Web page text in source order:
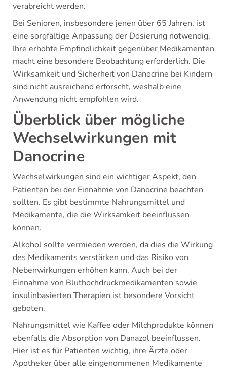
verabreicht werden.
Bei Senioren, insbesondere jenen über 65 Jahren, ist
eine sorgfältige Anpassung der Dosierung notwendig.
Ihre erhöhte Empfindlichkeit gegenüber Medikamenten
macht eine besondere Beobachtung erforderlich. Die
Wirksamkeit und Sicherheit von Danocrine bei Kindern
sind nicht ausreichend erforscht, weshalb eine
Anwendung nicht empfohlen wird.
Überblick über mögliche
Wechselwirkungen mit
Danocrine
Wechselwirkungen sind ein wichtiger Aspekt, den
Patienten bei der Einnahme von Danocrine beachten
sollten. Es gibt bestimmte Nahrungsmittel und
Medikamente, die die Wirksamkeit beeinflussen
können.
Alkohol sollte vermieden werden, da dies die Wirkung
des Medikaments verstärken und das Risiko von
Nebenwirkungen erhöhen kann. Auch bei der
Einnahme von Bluthochdruckmedikamenten sowie
insulinbasierten Therapien ist besondere Vorsicht
geboten.
Nahrungsmittel wie Kaffee oder Milchprodukte können
ebenfalls die Absorption von Danazol beeinflussen.
Hier ist es für Patienten wichtig, ihre Ärzte oder
Apotheker über alle eingenommenen Medikamente